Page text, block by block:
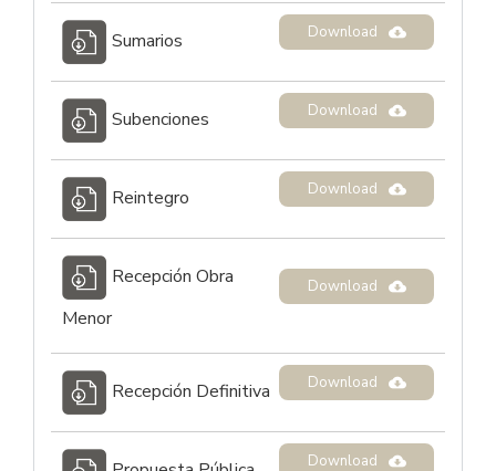
Sumarios Download
Subenciones Download
Reintegro Download
Recepción Obra
Menor
Download
Recepción Definitiva Download
Download